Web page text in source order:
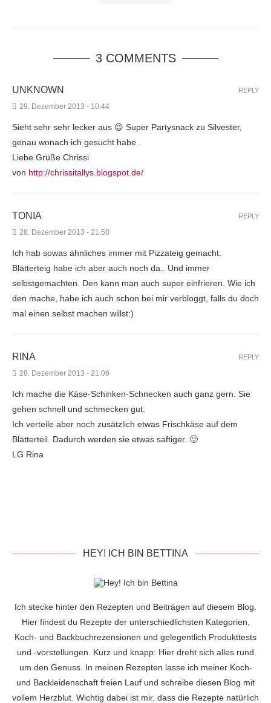
3 COMMENTS
UNKNOWN
29. Dezember 2013 - 10:44
Sieht sehr sehr lecker aus 😉 Super Partysnack zu Silvester,
genau wonach ich gesucht habe .
Liebe Grüße Chrissi
von http://chrissitallys.blogspot.de/
REPLY
TONIA
28. Dezember 2013 - 21:50
Ich hab sowas ähnliches immer mit Pizzateig gemacht.
Blätterteig habe ich aber auch noch da.. Und immer
selbstgemachten. Den kann man auch super einfrieren. Wie ich
den mache, habe ich auch schon bei mir verbloggt, falls du doch
mal einen selbst machen willst:)
REPLY
RINA
28. Dezember 2013 - 21:06
Ich mache die Käse-Schinken-Schnecken auch ganz gern. Sie
gehen schnell und schmecken gut.
Ich verteile aber noch zusätzlich etwas Frischkäse auf dem
Blätterteil. Dadurch werden sie etwas saftiger. 🙂
LG Rina
REPLY
HEY! ICH BIN BETTINA
Ich stecke hinter den Rezepten und Beiträgen auf diesem Blog.
Hier findest du Rezepte der unterschiedlichsten Kategorien,
Koch- und Backbuchrezensionen und gelegentlich Produkttests
und -vorstellungen. Kurz und knapp: Hier dreht sich alles rund
um den Genuss. In meinen Rezepten lasse ich meiner Koch-
und Backleidenschaft freien Lauf und schreibe diesen Blog mit
vollem Herzblut. Wichtig dabei ist mir, dass die Rezepte natürlich